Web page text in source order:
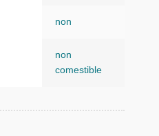
non
non
comestible